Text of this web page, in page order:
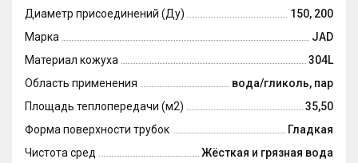
Диаметр присоединений (Ду)
150, 200
Марка
JAD
Материал кожуха
304L
Область применения
вода/гликоль, пар
Площадь теплопередачи (м2)
35,50
Форма поверхности трубок
Гладкая
Чистота сред
Жёсткая и грязная вода